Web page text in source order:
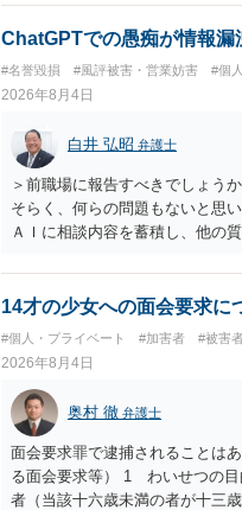
ChatGPTでの愚痴が情報漏
#名誉毀損 #風評被害・営業妨害 #個
2026年8月4日
白井 弘昭 弁護士
＞前職場に報告すべきでしょう
そらく、何らの問題もないと思
ＡＩに相談内容を蓄積し、他の
ので、その情報自体が、秘密情
中傷の不特定多数への公開に当
して書き込んだとしても）、相
参考まで。
14才の少女への面会要求に
#個人・プライベート #加害者 #被害者
2026年8月4日
奥村 徹 弁護士
面会要求罪で逮捕されることは
る面会要求等） 1 わいせつの目
者（当該十六歳未満の者が十三